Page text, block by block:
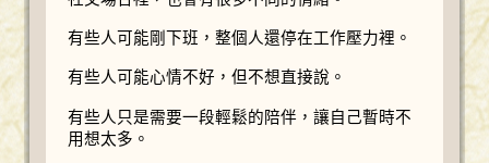
有些人可能剛下班，整個人還停在工作壓力裡。
有些人可能心情不好，但不想直接說。
有些人只是需要一段輕鬆的陪伴，讓自己暫時不
用想太多。